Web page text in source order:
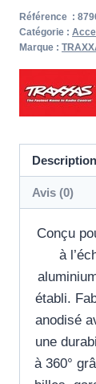
Référence :
Catégorie :
Marque :
Description
Avis (0)
Conçu
à
établi.
anodisé
une
à 360°